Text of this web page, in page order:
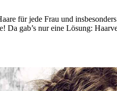
für jede Frau und
gab’s nur eine Lösung: